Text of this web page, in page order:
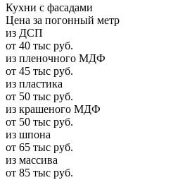
Кухни с фасадами
Цена за погонный метр
из ДСП
от 40 тыс руб.
из пленочного МДФ
от 45 тыс руб.
из пластика
от 50 тыс руб.
из крашеного МДФ
от 50 тыс руб.
из шпона
от 65 тыс руб.
из массива
от 85 тыс руб.